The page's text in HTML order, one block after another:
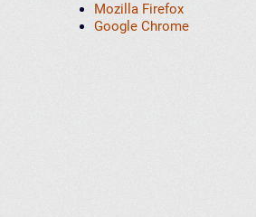
Mozilla Firefox
Google Chrome